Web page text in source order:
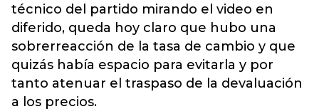
técnico del partido mirando el video en
diferido, queda hoy claro que hubo una
sobrerreacción de la tasa de cambio y que
quizás había espacio para evitarla y por
tanto atenuar el traspaso de la devaluación
a los precios.